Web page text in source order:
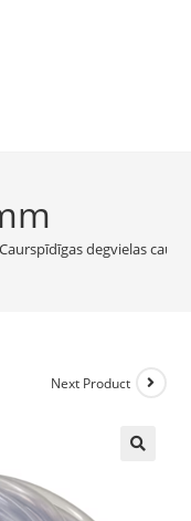
Caurspīdīgas degvielas
Next Product